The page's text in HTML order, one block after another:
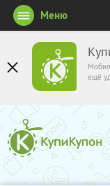
ещё
Меню